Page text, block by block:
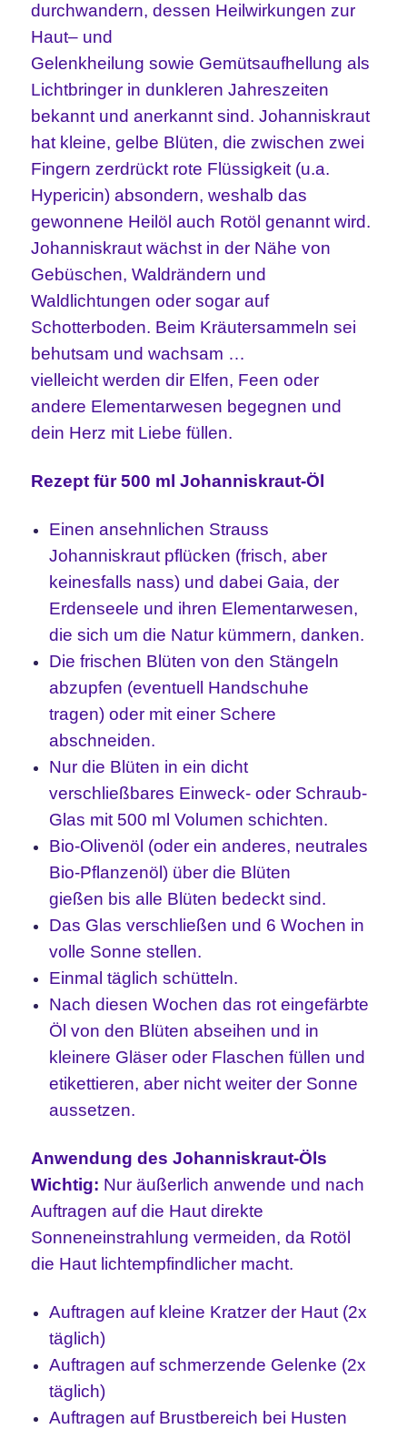
durchwandern, dessen Heilwirkungen zur
Haut– und
Gelenkheilungsowie Gemütsaufhellungals
Lichtbringer in dunkleren Jahreszeiten
bekannt und anerkannt sind. Johanniskraut
hat kleine, gelbe Blüten, die zwischen zwei
Fingern zerdrückt rote Flüssigkeit (u.a.
Hypericin)absondern, weshalb das
gewonnene Heilöl auch Rotöl genannt wird.
Johanniskrautwächst in der Nähe von
Gebüschen, Waldrändern und
Waldlichtungen odersogar auf
Schotterboden. Beim Kräutersammelnsei
behutsam und wachsam …
vielleichtwerden dir Elfen, Feenoder
andere Elementarwesen begegnen und
dein Herz mit Liebe füllen.
Rezept für 500 ml Johanniskraut-Öl
Einen ansehnlichen Strauss
Johanniskraut pflücken (frisch, aber
keinesfalls nass) und dabei Gaia, der
Erdenseele und ihren Elementarwesen,
die sich um die Natur kümmern, danken.
Die frischen Blüten von den Stängeln
abzupfen (eventuell Handschuhe
tragen)oder mit einer Schere
abschneiden.
Nur die Blüten in ein dicht
verschließbares Einweck- oder Schraub-
Glas mit 500 ml Volumen schichten.
Bio-Olivenöl (oder ein anderes, neutrales
Bio-Pflanzenöl) über die Blüten
gießen bis alle Blüten bedeckt sind.
Das Glas verschließen und 6 Wochen in
volle Sonne stellen.
Einmal täglich schütteln.
Nach diesen Wochendas rot eingefärbte
Öl von den Blüten abseihen und in
kleinere Gläser oder Flaschen füllen und
etikettieren, aber nicht weiter der Sonne
aussetzen.
Anwendungdes Johanniskraut-Öls
Wichtig: Nur äußerlich anwende und nach
Auftragen auf die Haut direkte
Sonneneinstrahlung vermeiden, da Rotöl
die Haut lichtempfindlicher macht.
Auftragen auf kleine Kratzer der Haut (2x
täglich)
Auftragen auf schmerzende Gelenke (2x
täglich)
Auftragen auf Brustbereich bei Husten